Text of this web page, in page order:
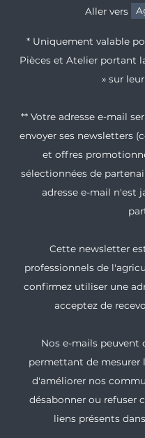
Aller vers
* Uniquement valable
Pièces et Atelier portant
» sur
** Votre adresse e-mail
envoyer ses newsletters
et offres
sélectionnées de
adresse e-mail n'est
Cette newsletter
professionnels de
confirmez utiliser une
acceptez de
Nos e-mails peuvent
permettant de mesurer
d'améliorer nos
désabonner ou refuser
liens présents